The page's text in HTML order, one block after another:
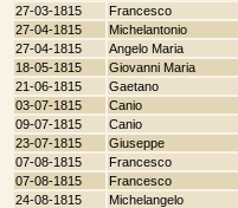
27-03-1815
Francesco
27-04-1815
Michelantonio
27-04-1815
Angelo Maria
18-05-1815
Giovanni Maria
21-06-1815
Gaetano
03-07-1815
Canio
09-07-1815
Canio
23-07-1815
Giuseppe
07-08-1815
Francesco
07-08-1815
Francesco
24-08-1815
Michelangelo